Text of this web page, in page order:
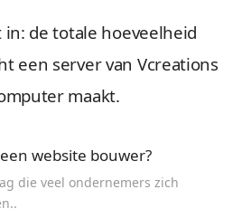
de totale hoeveelheid
een server van Vcreations
maakt.
website bouwer?
die veel ondernemers zich